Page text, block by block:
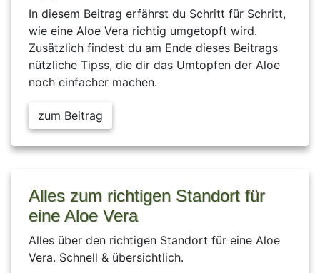
In diesem Beitrag erfährst du Schritt für Schritt,
wie eine Aloe Vera richtig umgetopft wird.
Zusätzlich findest du am Ende dieses Beitrags
nützliche Tipss, die dir das Umtopfen der Aloe
noch einfacher machen.
zum Beitrag
Alles zum richtigen Standort für
eine Aloe Vera
Alles über den richtigen Standort für eine Aloe
Vera. Schnell & übersichtlich.